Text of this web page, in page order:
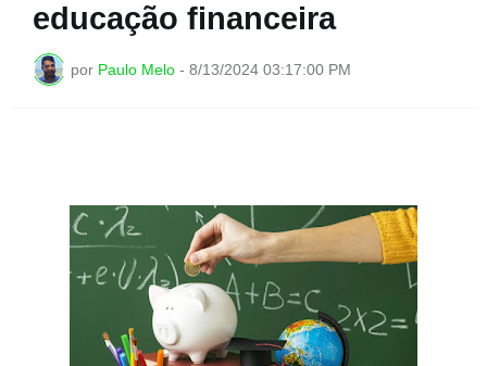
educação financeira
por Paulo Melo - 8/13/2024 03:17:00 PM